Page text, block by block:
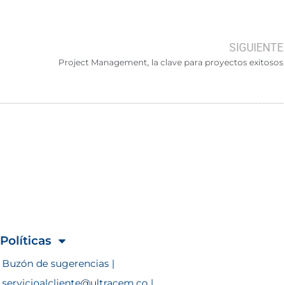
SIGUIENTE
Project Management, la clave para proyectos exitosos
Políticas
Buzón de sugerencias |